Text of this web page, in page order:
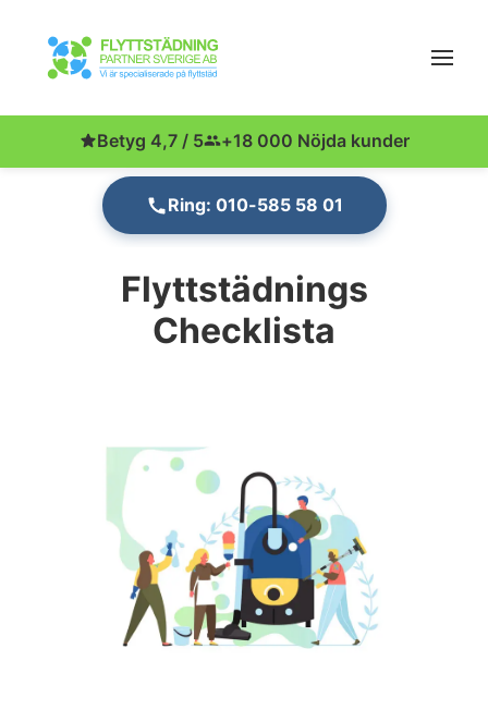
Betyg 4,7 / 5 +18 000 Nöjda kunder
Ring: 010-585 58 01
Flyttstädnings
Checklista